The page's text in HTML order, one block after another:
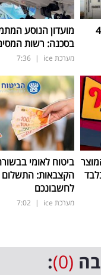
43
מועדון הנוסע
בסכנה: רשות
מערכת ice |
7:36
ביטוח לאומי
הקצבאות: התשלום
לחשבונכם
מערכת ice |
7:02
(0)
: